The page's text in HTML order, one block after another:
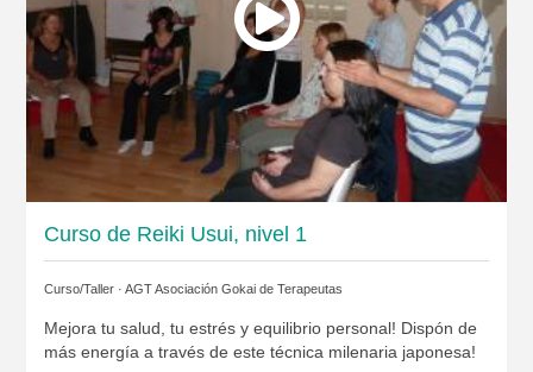
Curso de Reiki Usui, nivel 1
Curso/Taller · AGT Asociación Gokai de Terapeutas
Mejora tu salud, tu estrés y equilibrio personal! Dispón de
más energía a través de este técnica milenaria japonesa!